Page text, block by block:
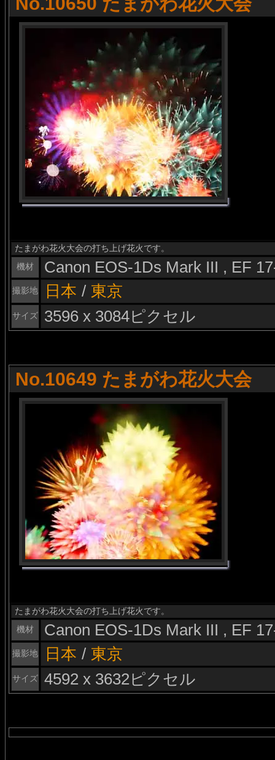
たまがわ花火大会の打ち上げ花火です。
機材
Canon EOS-1Ds Mark III , EF
撮影地 日本 / 東京
サイズ 3596 x 3084ピクセル
No.10649 たまがわ花火大会
たまがわ花火大会の打ち上げ花火です。
機材
Canon EOS-1Ds Mark III , EF
撮影地 日本 / 東京
サイズ 4592 x 3632ピクセル